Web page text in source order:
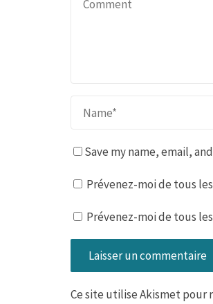
Save my name, email,
Prévenez-moi de tous
Prévenez-moi de tous
Ce site utilise Akismet pour